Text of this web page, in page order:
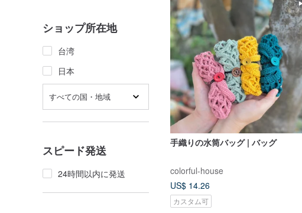
ショップ所在地
台湾
日本
すべての国・地域
スピード発送
24時間以内に発送
手織りの水筒バッグ | バッグ
colorful-house
US$ 14.26
カスタム可